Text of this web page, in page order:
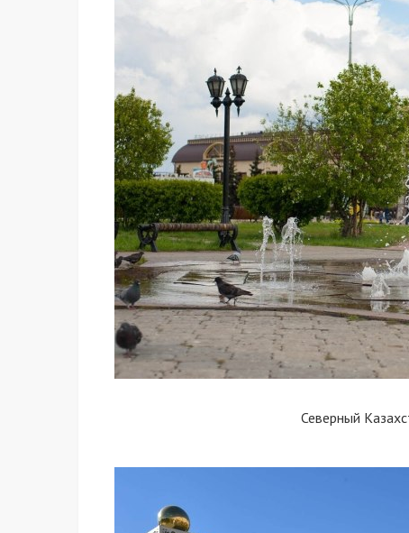
Северный